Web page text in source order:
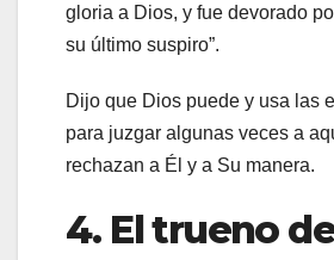
gloria a Dios, y fue devorado
su último suspiro”.
Dijo que Dios puede y usa las
para juzgar algunas veces a
rechazan a Él y a Su manera.
4. El trueno